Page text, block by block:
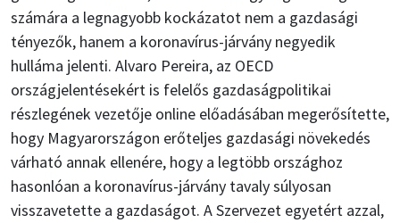
számára a legnagyobb kockázatot nem a gazdasági
tényezők, hanem a koronavírus-járvány negyedik
hulláma jelenti. Alvaro Pereira, az OECD
országjelentésekért is felelős gazdaságpolitikai
részlegének vezetője online előadásában megerősítette,
hogy Magyarországon erőteljes gazdasági növekedés
várható annak ellenére, hogy a legtöbb országhoz
hasonlóan a koronavírus-járvány tavaly súlyosan
visszavetette a gazdaságot. A Szervezet egyetért azzal,